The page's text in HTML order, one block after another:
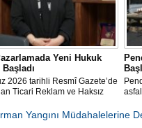
Yeni Hukuk
2026 tarihli Resmî Gazete’de
Ticari Reklam ve Haksız
1 Ağustos itibarıyla
Yangını Müdahalelerine